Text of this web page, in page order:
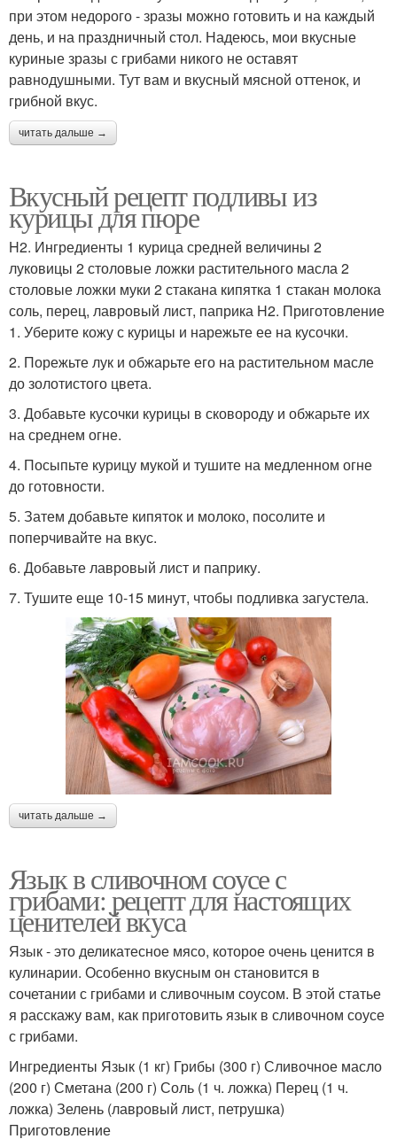
при этом недорого - зразы можно готовить и на каждый
день, и на праздничный стол. Надеюсь, мои вкусные
куриные зразы с грибами никого не оставят
равнодушными. Тут вам и вкусный мясной оттенок, и
грибной вкус.
читать дальше →
Вкусный рецепт подливы из
курицы для пюре
H2. Ингредиенты 1 курица средней величины 2
луковицы 2 столовые ложки растительного масла 2
столовые ложки муки 2 стакана кипятка 1 стакан молока
соль, перец, лавровый лист, паприка H2. Приготовление
1. Уберите кожу с курицы и нарежьте ее на кусочки.
2. Порежьте лук и обжарьте его на растительном масле
до золотистого цвета.
3. Добавьте кусочки курицы в сковороду и обжарьте их
на среднем огне.
4. Посыпьте курицу мукой и тушите на медленном огне
до готовности.
5. Затем добавьте кипяток и молоко, посолите и
поперчивайте на вкус.
6. Добавьте лавровый лист и паприку.
7. Тушите еще 10-15 минут, чтобы подливка загустела.
читать дальше →
Язык в сливочном соусе с
грибами: рецепт для настоящих
ценителей вкуса
Язык - это деликатесное мясо, которое очень ценится в
кулинарии. Особенно вкусным он становится в
сочетании с грибами и сливочным соусом. В этой статье
я расскажу вам, как приготовить язык в сливочном соусе
с грибами.
Ингредиенты Язык (1 кг) Грибы (300 г) Сливочное масло
(200 г) Сметана (200 г) Соль (1 ч. ложка) Перец (1 ч.
ложка) Зелень (лавровый лист, петрушка)
Приготовление